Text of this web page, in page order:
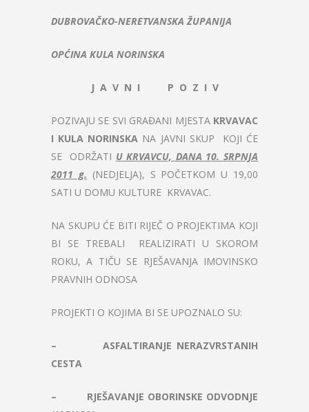
DUBROVAČKO-NERETVANSKA ŽUPANIJA
OPĆINA KULA NORINSKA
J A V N I P O Z I V
POZIVAJU SE SVI GRAĐANI MJESTA KRVAVAC
I KULA NORINSKA NA JAVNI SKUP KOJI ĆE
SE ODRŽATI U KRVAVCU, DANA 10. SRPNJA
2011 g. (NEDJELJA), S POČETKOM U 19,00
SATI U DOMU KULTURE KRVAVAC.
NA SKUPU ĆE BITI RIJEČ O PROJEKTIMA KOJI
BI SE TREBALI REALIZIRATI U SKOROM
ROKU, A TIČU SE RJEŠAVANJA IMOVINSKO
PRAVNIH ODNOSA
PROJEKTI O KOJIMA BI SE UPOZNALO SU:
– ASFALTIRANJE NERAZVRSTANIH
CESTA
– RJEŠAVANJE OBORINSKE ODVODNJE